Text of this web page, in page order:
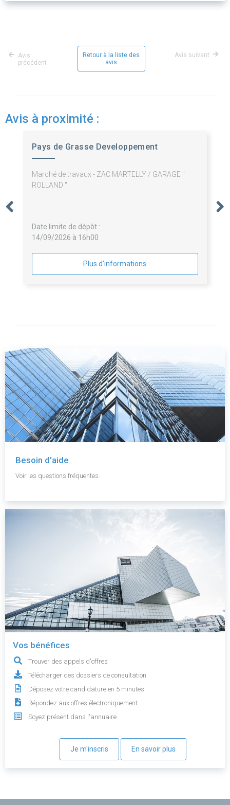
Avis
précédent
Retour à la liste des
avis
Avis suivant
Avis à proximité :
Pays de Grasse Developpement
Marché de travaux - ZAC MARTELLY / GARAGE "
ROLLAND "
Date limite de dépôt :
14/09/2026 à 16h00
Plus d'informations
Besoin d'aide
Voir les questions fréquentes.
Vos bénéfices
Trouver des appels d'offres
Télécharger des dossiers de consultation
Déposez votre candidature en 5 minutes
Répondez aux offres électroniquement
Soyez présent dans l'annuaire
Je m'inscris En savoir plus